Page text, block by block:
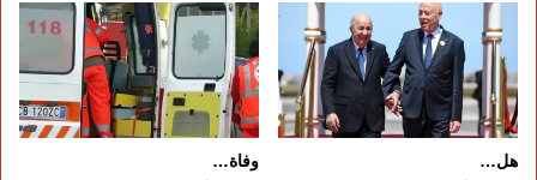
هل… وفاة…